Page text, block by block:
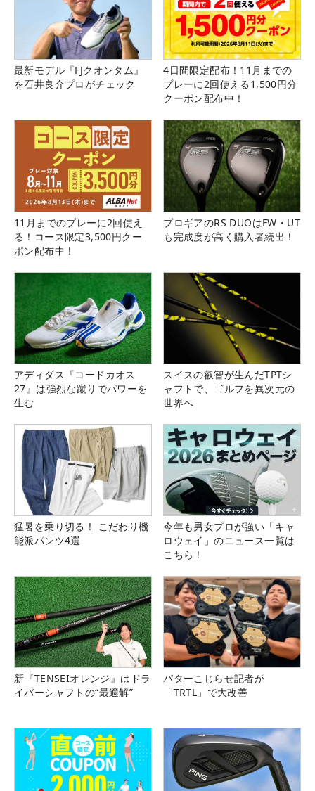
最新モデル『FJクオンタム』
を石井良介プロがチェック
4日間限定配布！11月までの
プレーに2回使える1,500円分
クーポン配布中！
11月までのプレーに2回使え
る！コース限定3,500円クー
ポン配布中！
プロギアのRS DUOはFW・UT
も完成度が高く購入者続出！
アディダス『コードカオス
27』は強烈な蹴りでパワーを
生む
スイスの叡智が生んだTPTシ
ャフトで、ゴルフを異次元の
世界へ
猛暑を乗り切る！ こだわり機
能派パンツ4選
今年も男女プロが強い「キャ
ロウェイ」のニュース一覧は
こちら！
新『TENSEIオレンジ』はドラ
イバーシャフトの“最適解”
パターこじらせ記者が
「TRTL」で大改善